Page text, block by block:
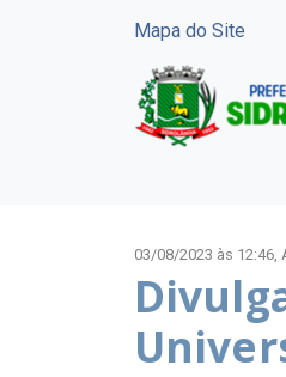
Mapa do Site
03/08/2023 às 12:46,